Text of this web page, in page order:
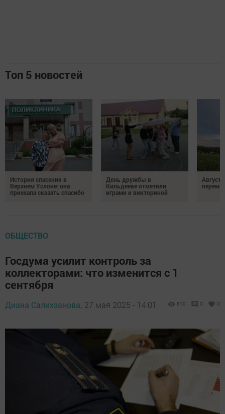
Топ 5 новостей
История спасения в
Верхнем Услоне: она
приехала сказать спасибо
День дружбы в
Кильдееве отметили
играми и викториной
Август
ОБЩЕСТВО
Госдума усилит контроль за
коллекторами: что изменится с 1
сентября
Диана Салихзанова, 27 мая 2025 - 14:01 810 0 0